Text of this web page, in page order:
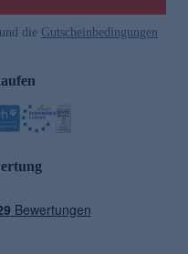
und die Gutscheinbedingungen